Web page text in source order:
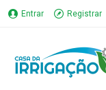
Entrar Registrar